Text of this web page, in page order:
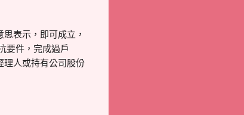
表示，即可成立，
要件，完成過戶
理人或持有公司股份